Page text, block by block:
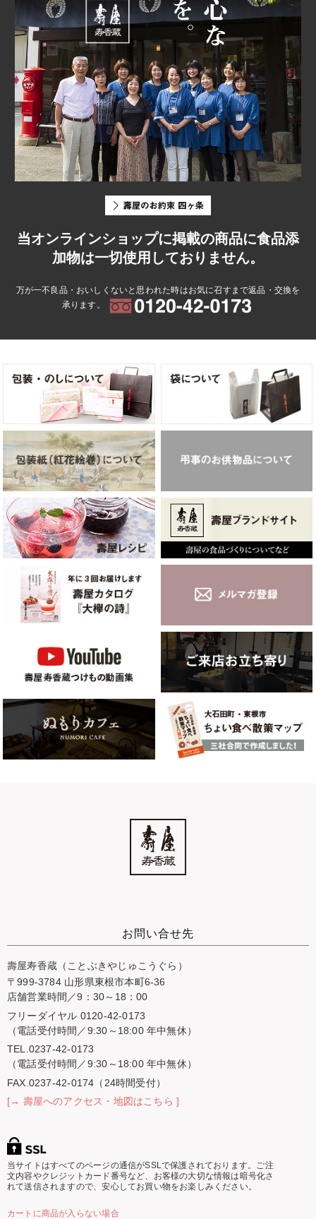
当オンラインショップに掲載の商品に食品添
加物は一切使用しておりません。
万が一不良品・おいしくないと思われた時はお気に召すまで返品・交換を
承ります。
お問い合せ先
壽屋寿香蔵（ことぶきやじゅこうぐら）
〒999-3784 山形県東根市本町6-36
店舗営業時間／9：30～18：00
フリーダイヤル 0120-42-0173
（電話受付時間／9:30～18:00 年中無休）
TEL.0237-42-0173
（電話受付時間／9:30～18:00 年中無休）
FAX.0237-42-0174（24時間受付）
[→ 壽屋へのアクセス・地図はこちら ]
当サイトはすべてのページの通信がSSLで保護されております。ご注
文内容やクレジットカード番号など、お客様の大切な情報は暗号化さ
れて送信されますので、安心してお買い物をお楽しみください。
カートに商品が入らない場合